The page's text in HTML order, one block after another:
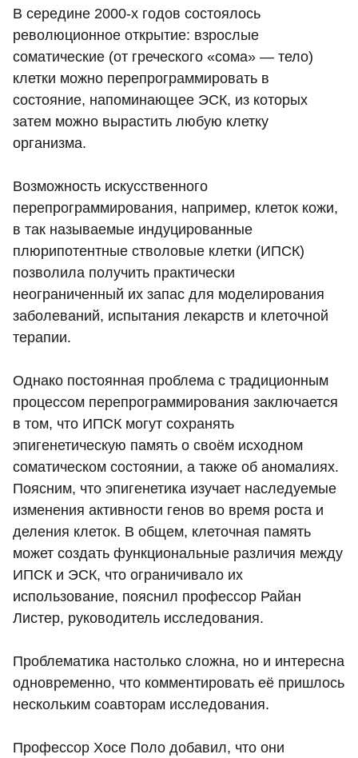
В середине 2000-х годов состоялось
революционное открытие: взрослые
соматические (от греческого «сома» — тело)
клетки можно перепрограммировать в
состояние, напоминающее ЭСК, из которых
затем можно вырастить любую клетку
организма.
Возможность искусственного
перепрограммирования, например, клеток кожи,
в так называемые индуцированные
плюрипотентные стволовые клетки (ИПСК)
позволила получить практически
неограниченный их запас для моделирования
заболеваний, испытания лекарств и клеточной
терапии.
Однако постоянная проблема с традиционным
процессом перепрограммирования заключается
в том, что ИПСК могут сохранять
эпигенетическую память о своём исходном
соматическом состоянии, а также об аномалиях.
Поясним, что эпигенетика изучает наследуемые
изменения активности генов во время роста и
деления клеток. В общем, клеточная память
может создать функциональные различия между
ИПСК и ЭСК, что ограничивало их
использование, пояснил профессор Райан
Листер, руководитель исследования.
Проблематика настолько сложна, но и интересна
одновременно, что комментировать её пришлось
нескольким соавторам исследования.
Профессор Хосе Поло добавил, что они